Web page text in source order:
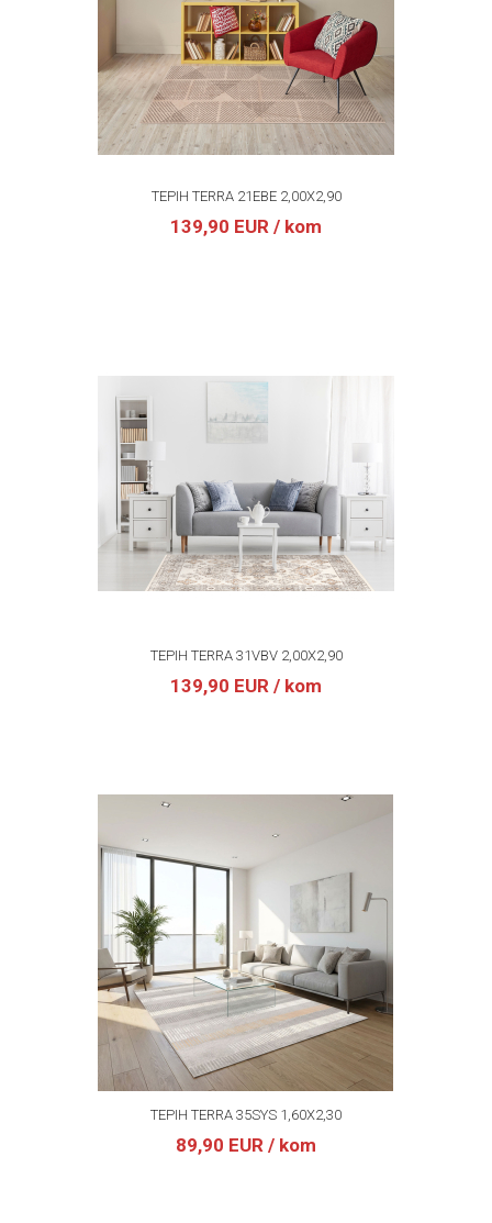
TEPIH TERRA 21EBE 2,00X2,90
139,90 EUR / kom
TEPIH TERRA 31VBV 2,00X2,90
139,90 EUR / kom
TEPIH TERRA 35SYS 1,60X2,30
89,90 EUR / kom